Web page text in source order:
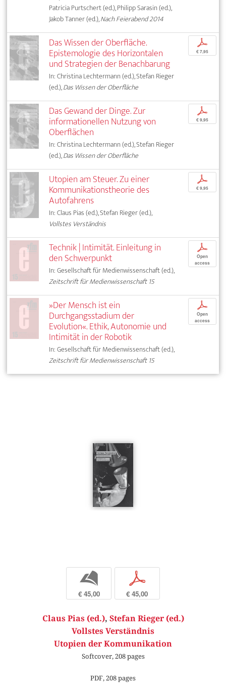
Patricia Purtschert (ed.), Philipp Sarasin (ed.),
Jakob Tanner (ed.),Nach Feierabend 2014
Das Wissen der Oberfläche.
Epistemologie des Horizontalen
und Strategien der Benachbarung
In: Christina Lechtermann (ed.), Stefan Rieger
(ed.),Das Wissen der Oberfläche
p
€ 7,95
Das Gewand der Dinge. Zur
informationellen Nutzung von
Oberflächen
In: Christina Lechtermann (ed.), Stefan Rieger
(ed.),Das Wissen der Oberfläche
p
€ 9,95
Utopien am Steuer. Zu einer
Kommunikationstheorie des
Autofahrens
In: Claus Pias (ed.), Stefan Rieger (ed.),
Vollstes Verständnis
p
€ 9,95
Technik | Intimität. Einleitung in
den Schwerpunkt
In: Gesellschaft für Medienwissenschaft (ed.),
Zeitschrift für Medienwissenschaft 15
p
Open
access
»Der Mensch ist ein
Durchgangsstadium der
Evolution«. Ethik, Autonomie und
Intimität in der Robotik
In: Gesellschaft für Medienwissenschaft (ed.),
Zeitschrift für Medienwissenschaft 15
p
Open
access
b
€ 45,00
p
€ 45,00
Claus Pias (ed.), Stefan Rieger (ed.)
Vollstes Verständnis
Utopien der Kommunikation
Softcover, 208 pages
PDF, 208 pages